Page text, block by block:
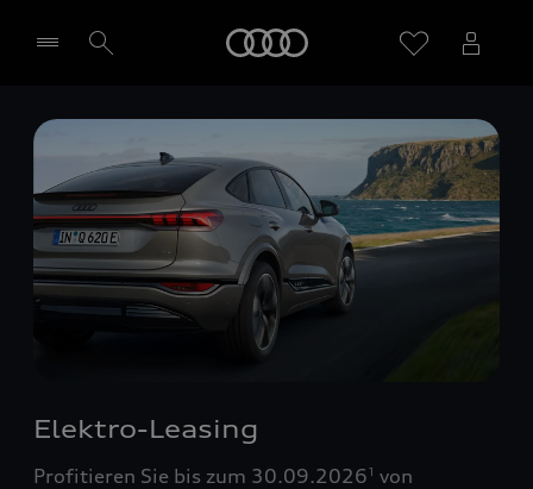
Händler wählen
Elektro-Leasing
Profitieren Sie bis zum 30.09.20261 von